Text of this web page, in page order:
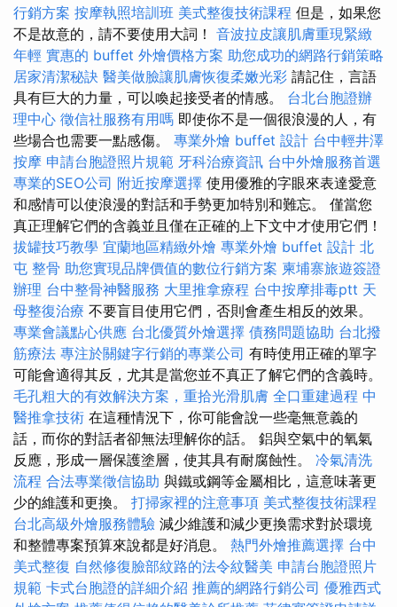
行銷方案 按摩執照培訓班 美式整復技術課程 但是，如果您
不是故意的，請不要使用大詞！ 音波拉皮讓肌膚重現緊緻
年輕 實惠的 buffet 外燴價格方案 助您成功的網路行銷策略
居家清潔秘訣 醫美做臉讓肌膚恢復柔嫩光彩 請記住，言語
具有巨大的力量，可以喚起接受者的情感。 台北台胞證辦
理中心 徵信社服務有用嗎 即使你不是一個很浪漫的人，有
些場合也需要一點感傷。 專業外燴 buffet 設計 台中輕井澤
按摩 申請台胞證照片規範 牙科治療資訊 台中外燴服務首選
專業的SEO公司 附近按摩選擇 使用優雅的字眼來表達愛意
和感情可以使浪漫的對話和手勢更加特別和難忘。 僅當您
真正理解它們的含義並且僅在正確的上下文中才使用它們！
拔罐技巧教學 宜蘭地區精緻外燴 專業外燴 buffet 設計 北
屯 整骨 助您實現品牌價值的數位行銷方案 柬埔寨旅遊簽證
辦理 台中整骨神醫服務 大里推拿療程 台中按摩排毒ptt 天
母整復治療 不要盲目使用它們，否則會產生相反的效果。
專業會議點心供應 台北優質外燴選擇 債務問題協助 台北撥
筋療法 專注於關鍵字行銷的專業公司 有時使用正確的單字
可能會適得其反，尤其是當您並不真正了解它們的含義時。
毛孔粗大的有效解決方案，重拾光滑肌膚 全口重建過程 中
醫推拿技術 在這種情況下，你可能會說一些毫無意義的
話，而你的對話者卻無法理解你的話。 鋁與空氣中的氧氣
反應，形成一層保護塗層，使其具有耐腐蝕性。 冷氣清洗
流程 合法專業徵信協助 與鐵或鋼等金屬相比，這意味著更
少的維護和更換。 打掃家裡的注意事項 美式整復技術課程
台北高級外燴服務體驗 減少維護和減少更換需求對於環境
和整體專案預算來說都是好消息。 熱門外燴推薦選擇 台中
美式整復 自然修復臉部紋路的法令紋醫美 申請台胞證照片
規範 卡式台胞證的詳細介紹 推薦的網路行銷公司 優雅西式